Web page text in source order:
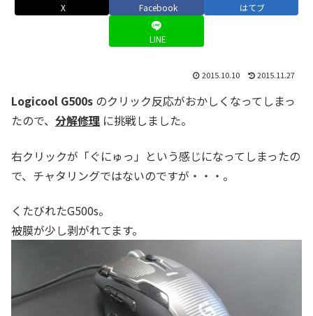
X Facebook はてブ
LINE
2015.10.10 2015.11.27
Logicool G500s のクリック反応がおかしくなってしまっ
たので、 分解修理 に挑戦しました。
右クリックが「ぐにゅっ」という感じになってしまったの
で、チャタリングではないのですが・・・。
くたびれたG500s。
被膜が少し剥がれてます。